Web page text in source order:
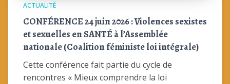
ACTUALITÉ
CONFÉRENCE 24 juin 2026 : Violences sexistes
et sexuelles en SANTÉ à l’Assemblée
nationale (Coalition féministe loi intégrale)
Cette conférence fait partie du cycle de
rencontres « Mieux comprendre la loi